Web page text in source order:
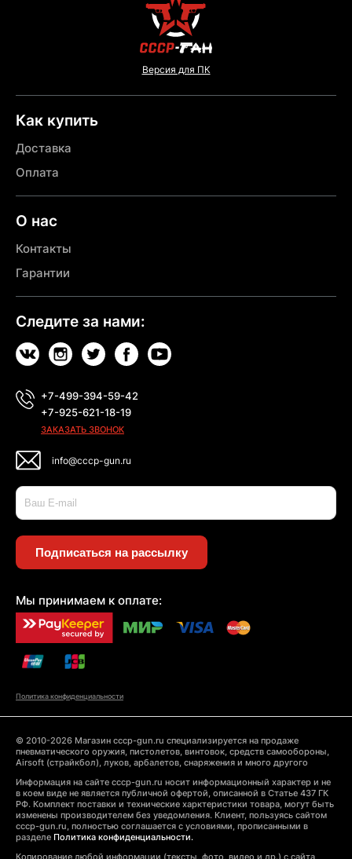
Версия для ПК
Как купить
Доставка
Оплата
О нас
Контакты
Гарантии
Следите за нами:
+7-499-394-59-42
+7-925-621-18-19
ЗАКАЗАТЬ ЗВОНОК
info@cccp-gun.ru
Подписаться на рассылку
Мы принимаем к оплате:
Политика конфиденциальности
© 2010-2026 Магазин cccp-gun.ru специализируется на продаже
пневматического оружия, пистолетов, винтовок, средств самообороны,
Airsoft (страйкбол), луков, арбалетов, снаряжения и много другого
Информация на сайте cccp-gun.ru носит информационный характер и не
в коем виде не является публичной офертой, описанной в Статье 437 ГК
РФ. Комплект поставки и технические харктеристики товара, могут быть
изменены производителем без уведомления. Клиент, пользуясь сайтом
cccp-gun.ru, полностью соглашается с условиями, прописанными в
разделе Политика конфиденциальности.
Копирование любой информации (тексты, фото, видео и др.) с сайта